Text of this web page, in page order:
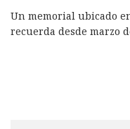
Un memorial ubicado
recuerda desde marzo